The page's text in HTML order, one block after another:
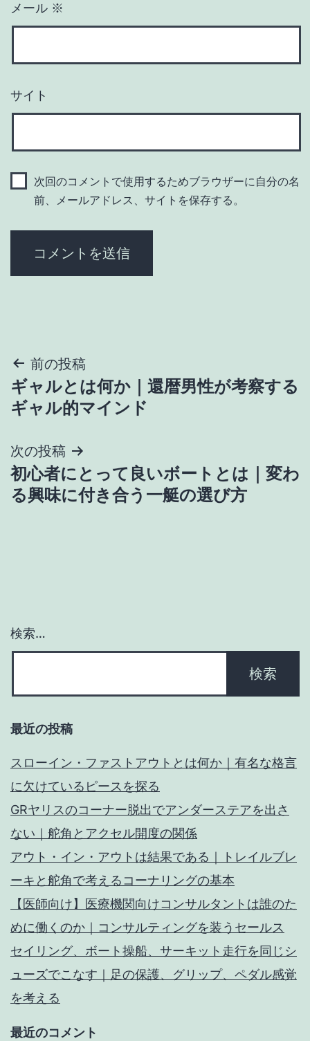
メール ※
サイト
次回のコメントで使用するためブラウザーに自分の名
前、メールアドレス、サイトを保存する。
投
稿
ビ
ゲ
ン
前の投稿
ギャルとは何か｜還暦男性が考察する
ギャル的マインド
次の投稿
初心者にとって良いボートとは｜変わ
る興味に付き合う一艇の選び方
検索…
最近の投稿
スローイン・ファストアウトとは何か｜有名な格言
に欠けているピースを探る
GRヤリスのコーナー脱出でアンダーステアを出さ
ない｜舵角とアクセル開度の関係
アウト・イン・アウトは結果である｜トレイルブレ
ーキと舵角で考えるコーナリングの基本
【医師向け】医療機関向けコンサルタントは誰のた
めに働くのか｜コンサルティングを装うセールス
セイリング、ボート操船、サーキット走行を同じシ
ューズでこなす｜足の保護、グリップ、ペダル感覚
を考える
最近のコメント